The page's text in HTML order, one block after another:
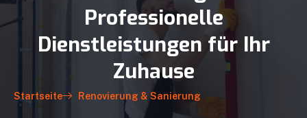
Professionelle
Dienstleistungen für Ihr
Zuhause
Startseite Renovierung & Sanierung